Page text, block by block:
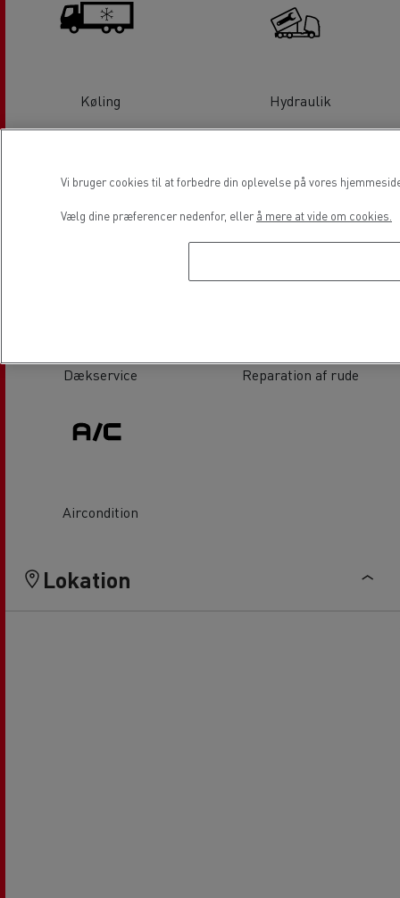
Køling Hydraulik
Hjul / akselsporing
Dækservice Reparation af rude
Aircondition
Lokation
Vi bruger cookies til at forbedre din oplevelse på vores
Vælg dine præferencer nedenfor, eller å mere at vide om cookies.